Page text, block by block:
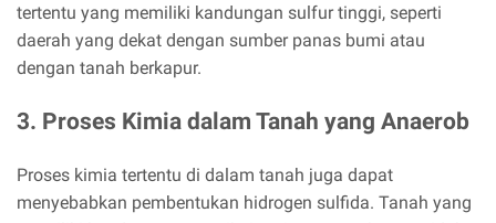
tertentu yang memiliki kandungan sulfur tinggi, seperti
daerah yang dekat dengan sumber panas bumi atau
dengan tanah berkapur.
3. Proses Kimia dalam Tanah yang Anaerob
Proses kimia tertentu di dalam tanah juga dapat
menyebabkan pembentukan hidrogen sulfida. Tanah yang